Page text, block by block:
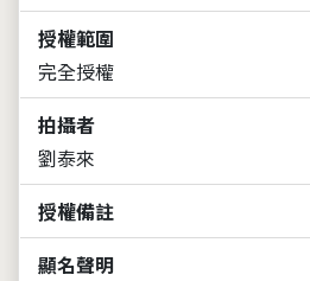
授權範圍
完全授權
拍攝者
劉泰來
授權備註
顯名聲明